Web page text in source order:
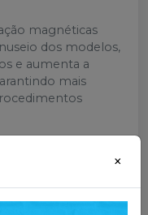
magnéticas
dos modelos,
e aumenta a
mais
×